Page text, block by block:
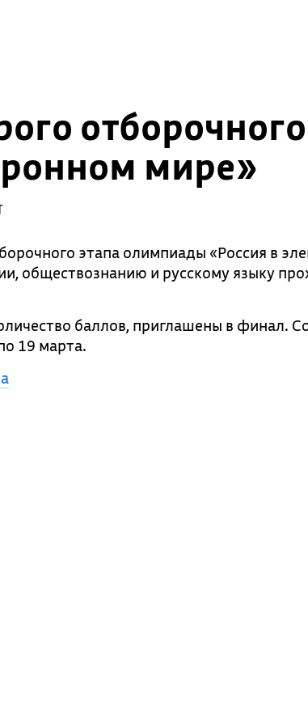
мире»
этапа олимпиады «Россия в
обществознанию и русскому языку
баллов, приглашены в финал.
19 марта.